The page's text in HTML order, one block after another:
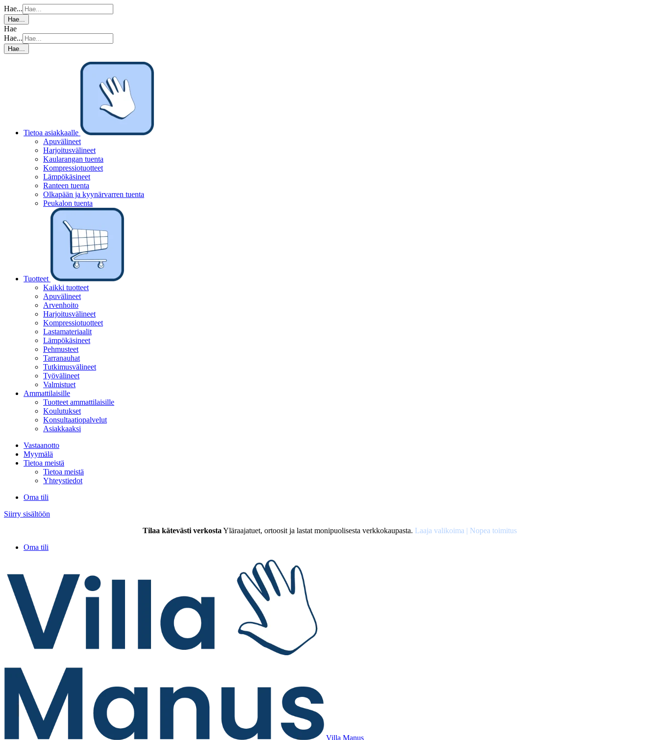
Hae...
Hae...
Hae
Hae...
Hae...
Tietoa asiakkaalle
Apuvälineet
Harjoitusvälineet
Kaularangan tuenta
Kompressiotuotteet
Lämpökäsineet
Ranteen tuenta
Olkapään ja kyynärvarren tuenta
Peukalon tuenta
Tuotteet
Kaikki tuotteet
Apuvälineet
Arvenhoito
Harjoitusvälineet
Kompressiotuotteet
Lastamateriaalit
Lämpökäsineet
Pehmusteet
Tarranauhat
Tutkimusvälineet
Työvälineet
Valmistuet
Ammattilaisille
Tuotteet ammattilaisille
Koulutukset
Konsultaatiopalvelut
Asiakkaaksi
Vastaanotto
Myymälä
Tietoa meistä
Tietoa meistä
Yhteystiedot
Oma tili
Siirry sisältöön
Tilaa kätevästi verkosta Yläraajatuet, ortoosit ja lastat monipuolisesta verkkokaupasta. Laaja valikoima | Nopea toimitus
Oma tili
Villa Manus